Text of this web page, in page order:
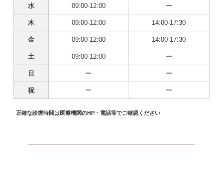
水 09:00-12:00 ー
木 09:00-12:00 14:00-17:30
金 09:00-12:00 14:00-17:30
土 09:00-12:00 ー
日 ー ー
祝 ー ー
正確な診療時間は医療機関のHP・電話等でご確認ください